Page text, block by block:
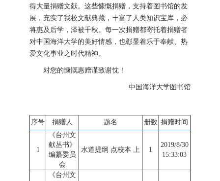
得大量捐赠文献。这些慷慨捐赠，支持着图书馆的发
展，充实了我校文献典藏，丰富了人类知识宝库，必
将惠及后学，泽被千秋。每一次捐赠都寄托着捐赠者
对中国海洋大学的美好情感，也彰显着乐于奉献、热
爱文化事业之时代精神。
对您的慷慨惠赠谨致谢忱！
中国海洋大学图书馆
序号 捐赠人 题名 册数 捐赠时间
1
《台州文
献丛书》
编纂委员
会
水道提纲 点校本 上 1
2019/8/30
15:33:03
《台州文